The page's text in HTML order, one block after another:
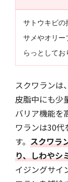
サトウキビの
サメやオリー
らっとしてお
スクワランは
皮脂中にも少
バリア機能を
ワランは30
す。 スクワラ
り、しわやシ
イジングサイ